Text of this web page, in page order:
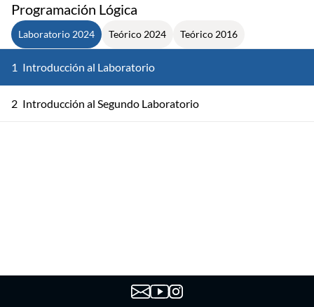
Programación Lógica
Laboratorio 2024 Teórico 2024 Teórico 2016
1 Introducción al Laboratorio
2 Introducción al Segundo Laboratorio